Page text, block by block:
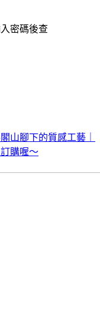
密碼後查
山腳下的質感工藝｜
購喔～